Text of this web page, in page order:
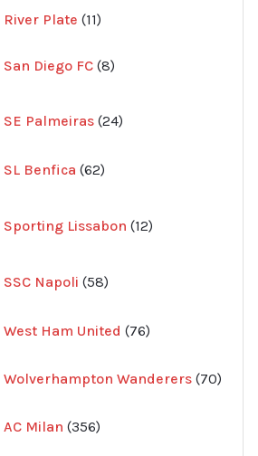
River Plate 1111
San Diego FC 8produkter
SE Palmeiras 24
produkter
SL Benfica 62
produkter
Sporting Lissabon 12produkter
SSC Napoli 58
produkter
West Ham United 76
produkter
Wolverhampton Wanderers 70
AC Milan 356
produkter